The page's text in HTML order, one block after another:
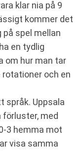
klar nia på 9
kommer det
spel mellan
en tydlig
om hur man tar
och en
språk. Uppsala
förluster, med
3 hemma mot
visa samma